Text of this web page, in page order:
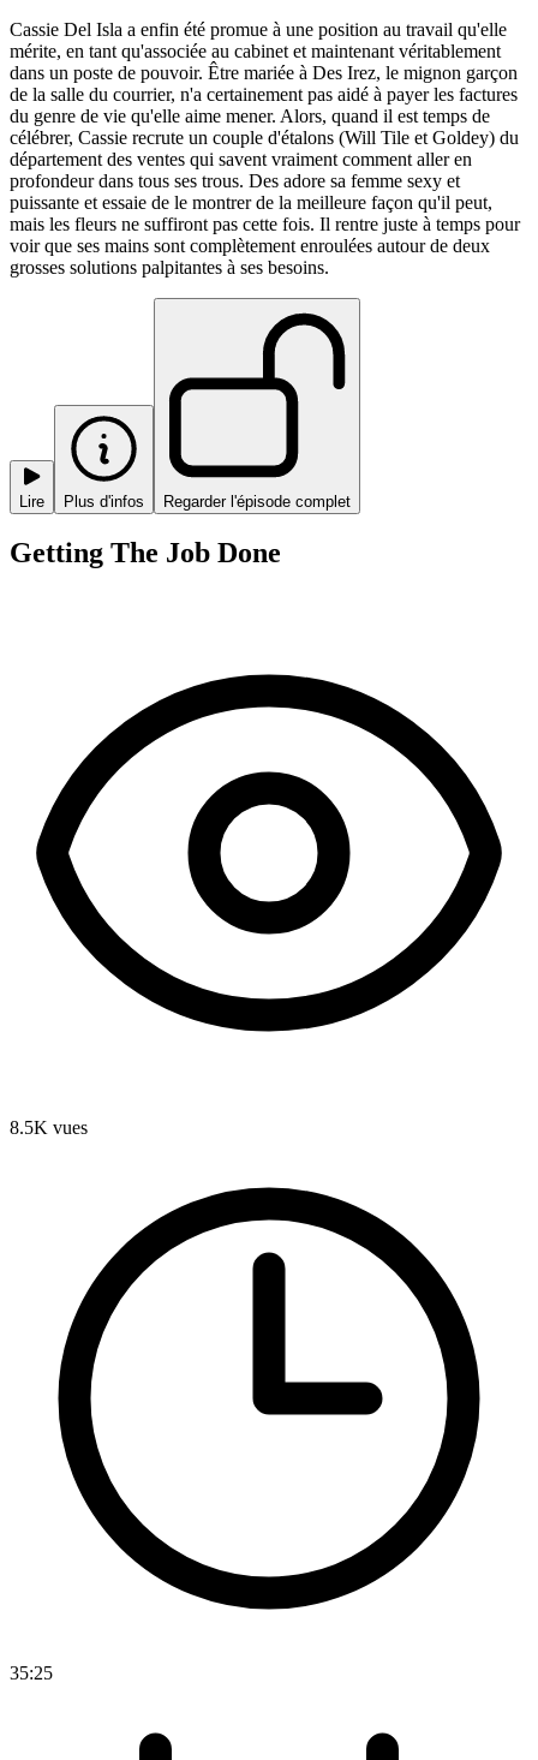
Cassie Del Isla a enfin été promue à une position au travail qu'elle
mérite, en tant qu'associée au cabinet et maintenant véritablement
dans un poste de pouvoir. Être mariée à Des Irez, le mignon garçon
de la salle du courrier, n'a certainement pas aidé à payer les factures
du genre de vie qu'elle aime mener. Alors, quand il est temps de
célébrer, Cassie recrute un couple d'étalons (Will Tile et Goldey) du
département des ventes qui savent vraiment comment aller en
profondeur dans tous ses trous. Des adore sa femme sexy et
puissante et essaie de le montrer de la meilleure façon qu'il peut,
mais les fleurs ne suffiront pas cette fois. Il rentre juste à temps pour
voir que ses mains sont complètement enroulées autour de deux
grosses solutions palpitantes à ses besoins.
Lire Plus d'infos Regarder l'épisode complet
Getting The Job Done
8.5K vues
35:25